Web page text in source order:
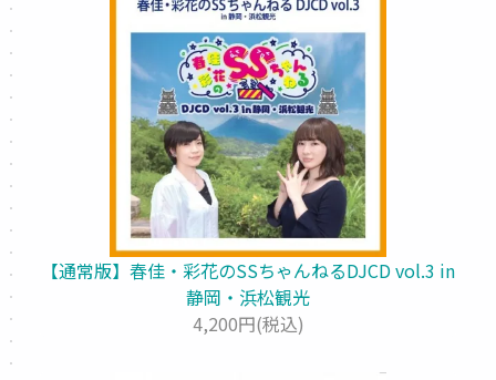
【通常版】春佳・彩花のSSちゃんねるDJCD vol.3 in
静岡・浜松観光
4,200円(税込)